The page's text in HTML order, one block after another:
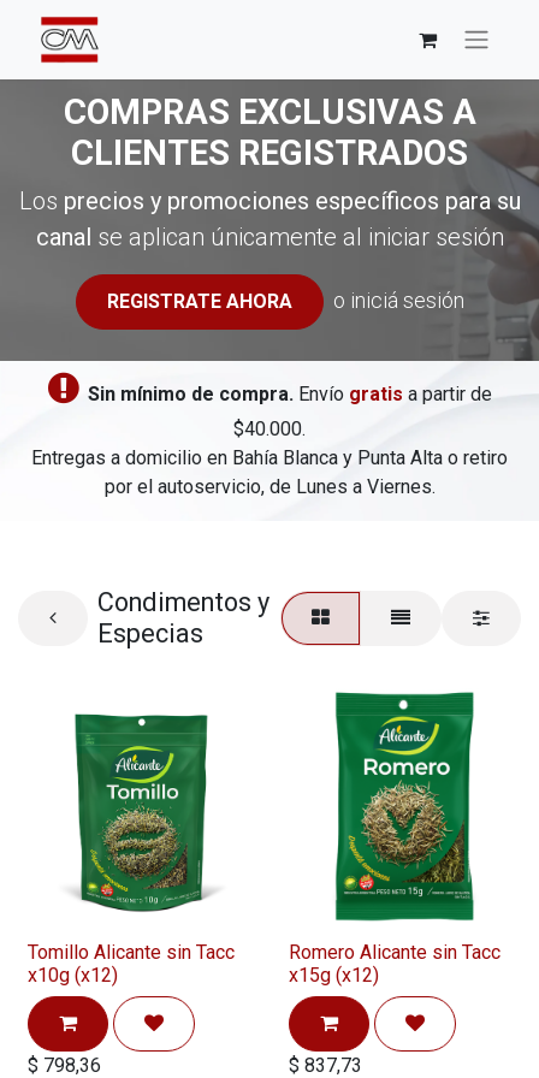
COMPRAS EXCLUSIVAS A
CLIENTES REGISTRADOS
Los precios y promociones específicos para su
canal se aplican únicamente al iniciar sesión
REGISTRATE AHORA o iniciá sesión
​ Sin mínimo de compra. Envío gratis a partir de
$40.000.
Entregas a domicilio en Bahía Blanca y Punta Alta o retiro
por el autoservicio, de Lunes a Viernes.
Condimentos y
Especias
Tomillo Alicante sin Tacc
x10g (x12)
$ 798,36
Romero Alicante sin Tacc
x15g (x12)
$ 837,73